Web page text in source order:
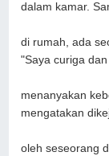
dalam kamar.
di rumah, ada
"Saya curiga dan
menanyakan
mengatakan
oleh seseorang